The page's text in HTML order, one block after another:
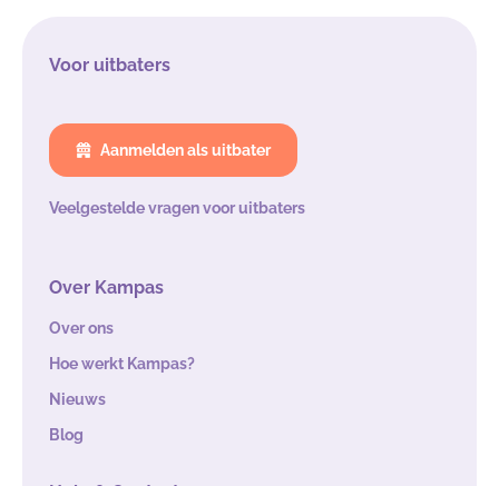
Voor uitbaters
Aanmelden als uitbater
Veelgestelde vragen voor uitbaters
Over Kampas
Over ons
Hoe werkt Kampas?
Nieuws
Blog